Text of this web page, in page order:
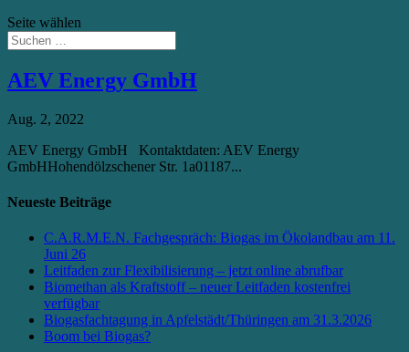
Seite wählen
AEV Energy GmbH
Aug. 2, 2022
AEV Energy GmbH Kontaktdaten: AEV Energy
GmbHHohendölzschener Str. 1a01187...
Neueste Beiträge
C.A.R.M.E.N. Fachgespräch: Biogas im Ökolandbau am 11.
Juni 26
Leitfaden zur Flexibilisierung – jetzt online abrufbar
Biomethan als Kraftstoff – neuer Leitfaden kostenfrei
verfügbar
Biogasfachtagung in Apfelstädt/Thüringen am 31.3.2026
Boom bei Biogas?